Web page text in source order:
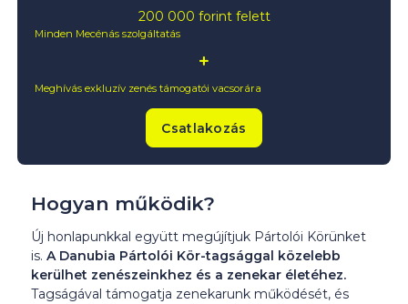
200 000 forint felett
Minden Mecénás szolgáltatás
Meghívás exkluzív zenés támogatói vacsorára
Csatlakozás
Hogyan működik?
Új honlapunkkal együtt megújítjuk Pártolói Körünket
is. A Danubia Pártolói Kör-tagsággal közelebb
kerülhet zenészeinkhez és a zenekar életéhez.
Tagságával támogatja zenekarunk működését, és